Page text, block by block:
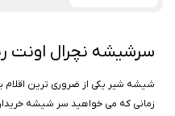
سرشیشه نچرال اونت
شیشه شیر یکی از ضروری ترین اقلام
زمانی که می خواهید سر شیشه